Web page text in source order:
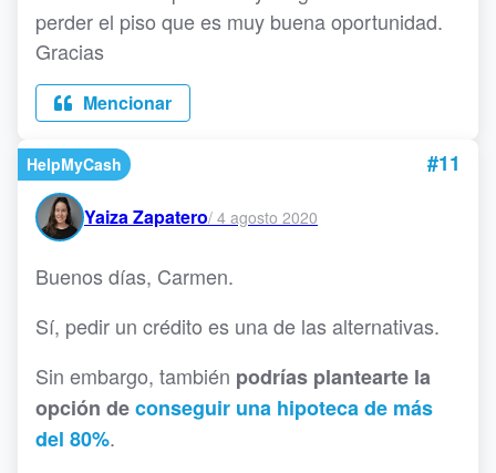
perder el piso que es muy buena oportunidad.
Gracias
Mencionar
HelpMyCash #11
Yaiza Zapatero/ 4 agosto 2020
Buenos días, Carmen.
Sí, pedir un crédito es una de las alternativas.
Sin embargo, también podrías plantearte la
opción deconseguir una hipoteca de más
del 80%.